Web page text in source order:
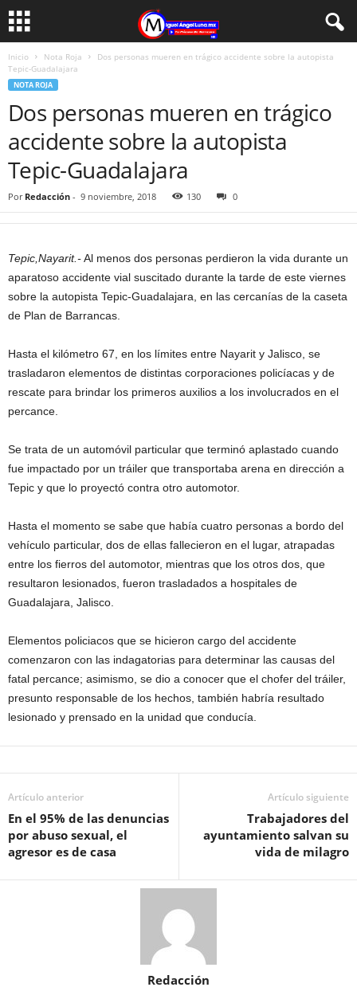
Inicio Nota Roja
Dos personas mueren en trágico accidente sobre la autopista
Tepic-Guadalajara
NOTA ROJA
Dos personas mueren en trágico
accidente sobre la autopista
Tepic-Guadalajara
Por Redacción - 9 noviembre, 2018 130 0
Tepic,Nayarit.-Al menos dos personas perdieron la vida durante un
aparatoso accidente vial suscitado durante la tarde de este viernes
sobre la autopista Tepic-Guadalajara, en las cercanías de la caseta
de Plan de Barrancas.
Hasta el kilómetro 67, en los límites entre Nayarit y Jalisco, se
trasladaron elementos de distintas corporaciones policíacas y de
rescate para brindar los primeros auxilios a los involucrados en el
percance.
Se trata de un automóvil particular que terminó aplastado cuando
fue impactado por un tráiler que transportaba arena en dirección a
Tepic y que lo proyectó contra otro automotor.
Hasta el momento se sabe que había cuatro personas a bordo del
vehículo particular, dos de ellas fallecieron en el lugar, atrapadas
entre los fierros del automotor, mientras que los otros dos, que
resultaron lesionados, fueron trasladados a hospitales de
Guadalajara, Jalisco.
Elementos policiacos que se hicieron cargo del accidente
comenzaron con las indagatorias para determinar las causas del
fatal percance; asimismo, se dio a conocer que el chofer del tráiler,
presunto responsable de los hechos, también habría resultado
lesionado y prensado en la unidad que conducía.
Artículo anterior
En el 95% de las denuncias
por abuso sexual, el
agresor es de casa
Artículo siguiente
Trabajadores del
ayuntamiento salvan su
vida de milagro
Redacción